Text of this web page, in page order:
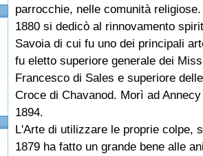
parrocchie, nelle comunità
1880 si dedicò al rinnovamento
Savoia di cui fu uno dei principali
fu eletto superiore generale dei
Francesco di Sales e superiore
Croce di Chavanod. Morì ad
1894.
L'Arte di utilizzare le proprie colpe,
1879 ha fatto un grande bene alle